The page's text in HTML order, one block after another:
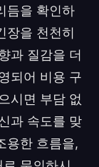
듬을 확인하
장을 천천히
과 질감을 더
되어 비용 구
시면 부담 없
과 속도를 맞
용한 흐름을,